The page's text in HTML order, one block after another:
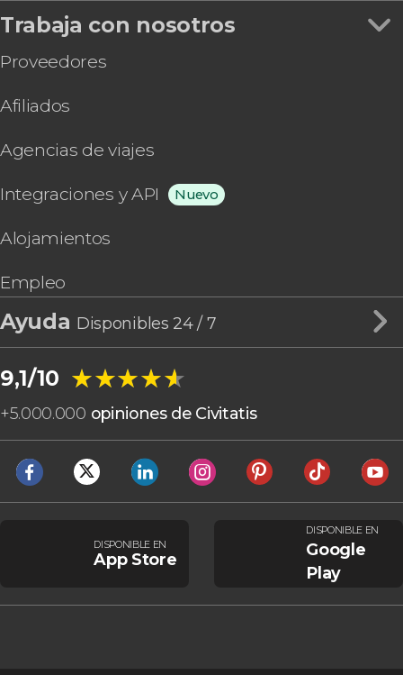
Trabaja con nosotros
Proveedores
Afiliados
Agencias de viajes
Integraciones y API Nuevo
Alojamientos
Empleo
Ayuda Disponibles 24 / 7
9,1/10 ★★★★★
★★★★★
+5.000.000 opiniones de Civitatis
DISPONIBLE EN
App Store
DISPONIBLE EN
Google
Play